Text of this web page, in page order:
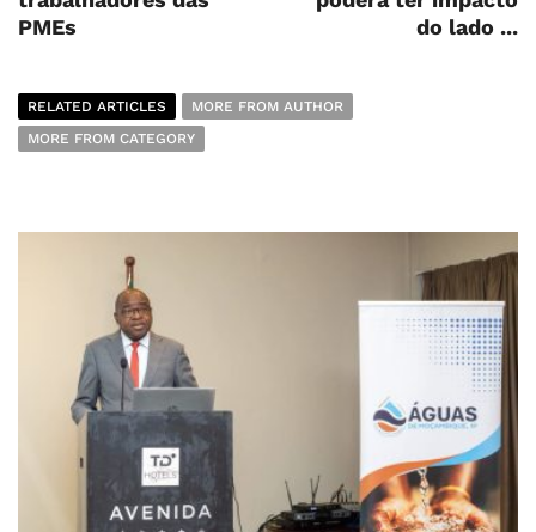
PMEs
do lado ...
RELATED ARTICLES
MORE FROM AUTHOR
MORE FROM CATEGORY